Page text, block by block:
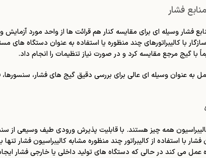
فشار
فشار وسیله ای برای مقایسه کنار هم قرائت ها از واحد مورد
با کالیبراتورهای چند منظوره یا استفاده به عنوان دستگاه های
با گیج مرجع مقایسه کرد و در صورت نیاز تنظیمات را انجام داد.
عنوان وسیله ای عالی برای بررسی دقیق گیج های فشار، سنسورها،
کالیبراسیون همه چیز هستند. با قابلیت پذیرش ورودی طیف وسیعی از
با استفاده از کالیبراتور چند منظوره مشابه کالیبراسیون فشار
عمل می کند در حالی که دستگاه های تولید داخلی یا خارجی فشار